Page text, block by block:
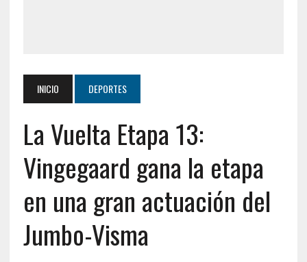
INICIO DEPORTES
La Vuelta Etapa 13:
Vingegaard gana la etapa
en una gran actuación del
Jumbo-Visma